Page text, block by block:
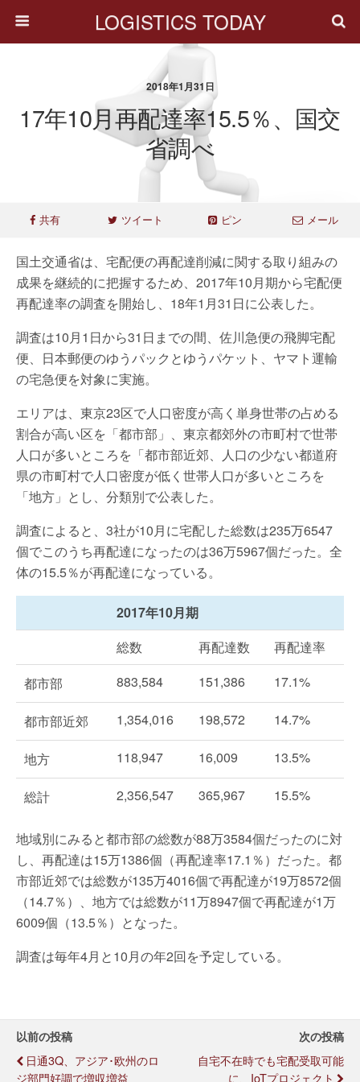
LOGISTICS TODAY
2018年1月31日
17年10月再配達率15.5％、国交
省調べ
共有 ツイート ピン メール
国土交通省は、宅配便の再配達削減に関する取り組みの
成果を継続的に把握するため、2017年10月期から宅配便
再配達率の調査を開始し、18年1月31日に公表した。
調査は10月1日から31日までの間、佐川急便の飛脚宅配
便、日本郵便のゆうパックとゆうパケット、ヤマト運輸
の宅急便を対象に実施。
エリアは、東京23区で人口密度が高く単身世帯の占める
割合が高い区を「都市部」、東京都郊外の市町村で世帯
人口が多いところを「都市部近郊、人口の少ない都道府
県の市町村で人口密度が低く世帯人口が多いところを
「地方」とし、分類別で公表した。
調査によると、3社が10月に宅配した総数は235万6547
個でこのうち再配達になったのは36万5967個だった。全
体の15.5％が再配達になっている。
2017年10月期
総数
再配達数
再配達率
都市部
883,584 151,386 17.1%
都市部近郊 1,354,016 198,572 14.7%
地方 118,947 16,009 13.5%
総計 2,356,547 365,967 15.5%
地域別にみると都市部の総数が88万3584個だったのに対
し、再配達は15万1386個（再配達率17.1％）だった。都
市部近郊では総数が135万4016個で再配達が19万8572個
（14.7％）、地方では総数が11万8947個で再配達が1万
6009個（13.5％）となった。
調査は毎年4月と10月の年2回を予定している。
以前の投稿
日通3Q、アジア･欧州のロ
ジ部門好調で増収増益
次の投稿
自宅不在時でも宅配受取可能
に、IoTプロジェクト